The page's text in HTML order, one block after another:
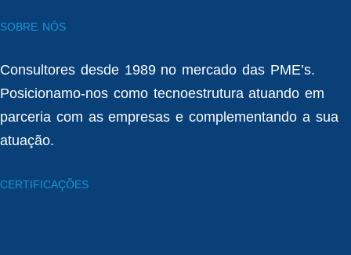
SOBRE NÓS
Consultores desde 1989 no mercado das PME’s.
Posicionamo-nos como tecnoestrutura atuando em
parceria com as empresas e complementando a sua
atuação.
CERTIFICAÇÕES